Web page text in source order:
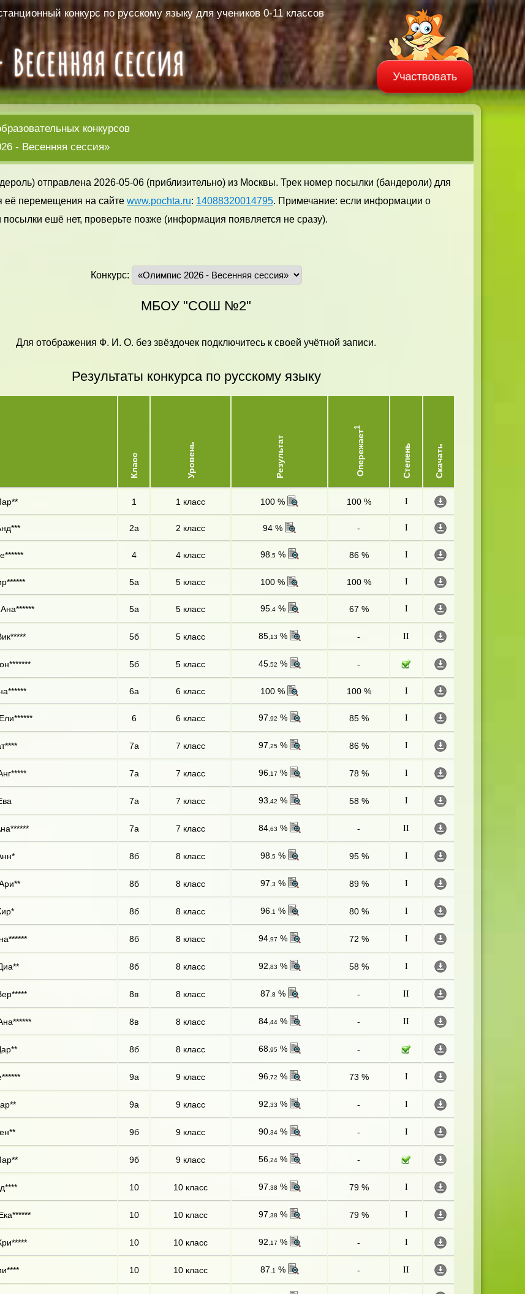
конкурс по русскому языку для учеников 0-11 классов
Участвовать
конкурсов
- Весенняя сессия»
отправлена 2026-05-06 (приблизительно) из Москвы. Трек номер посылки (бандероли) для
её перемещения на сайте www.pochta.ru: 14088320014795. Примечание: если информации о
ешё нет, проверьте позже (информация появляется не сразу).
Конкурс:
МБОУ "СОШ №2"
Для отображения Ф. И. О. без звёздочек подключитесь к своей учётной записи.
Результаты конкурса по русскому языку
Класс Уровень Результат Опережает
1
Степень Скачать
1 1 класс 100 % 100 % I
2а 2 класс 94 % - I
4 4 класс 98,5% 86 % I
5а 5 класс 100 % 100 % I
5а 5 класс 95,4% 67 % I
5б 5 класс 85,13 % - II
5б 5 класс 45,52 % -
6а 6 класс 100 % 100 % I
6 6 класс 97 ,92 % 85 % I
7а 7 класс 97 ,25% 86 % I
7а 7 класс 96,17 % 78 % I
7а 7 класс 93 ,42 % 58 % I
7а 7 класс 84,63 % - II
8б 8 класс 98,5% 95 % I
8б 8 класс 97 ,3 % 89 % I
8б 8 класс 96,1 % 80 % I
8б 8 класс 94,97 % 72 % I
8б 8 класс 92 ,83 % 58 % I
8в 8 класс 87 ,8 % - II
8в 8 класс 84,44% - II
8б 8 класс 68,95% -
9а 9 класс 96,72 % 73 % I
9а 9 класс 92 ,33 % - I
9б 9 класс 90,34% - I
9б 9 класс 56,24% -
10 10 класс 97 ,38 % 79 % I
10 10 класс 97 ,38 % 79 % I
10 10 класс 92 ,17 % - I
10 10 класс 87 ,1 % - II